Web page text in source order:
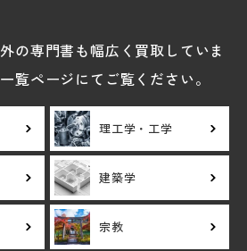
の専門書も幅広く買取していま
覧ページにてご覧ください。
理工学・工学
建築学
宗教